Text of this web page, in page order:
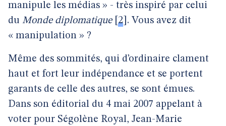
manipule les médias » - très inspiré par celui
du Monde diplomatique[ 2 . Vous avez dit
« manipulation » ?
Même des sommités, qui d’ordinaire clament
haut et fort leur indépendance et se portent
garants de celle des autres, se sont émues.
Dans son éditorial du 4 mai 2007 appelant à
voter pour Ségolène Royal, Jean-Marie